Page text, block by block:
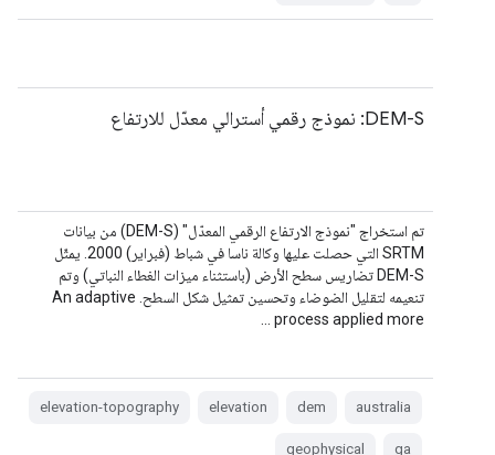
DEM-S: نموذج رقمي أسترالي معدّل للارتفاع
تم استخراج "نموذج الارتفاع الرقمي المعدّل" (DEM-S) من بيانات
SRTM التي حصلت عليها وكالة ناسا في شباط (فبراير) 2000. يمثّل
DEM-S تضاريس سطح الأرض (باستثناء ميزات الغطاء النباتي) وتم
تنعيمه لتقليل الضوضاء وتحسين تمثيل شكل السطح. An adaptive
process applied more …
australia
dem
elevation
elevation-topography
ga
geophysical